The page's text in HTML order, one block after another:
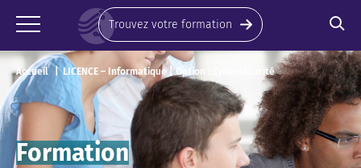
Trouvez votre formation
Accueil LICENCE – Informatique | Option : Cybersécurité
Formation
Panneau de gestion des cookies